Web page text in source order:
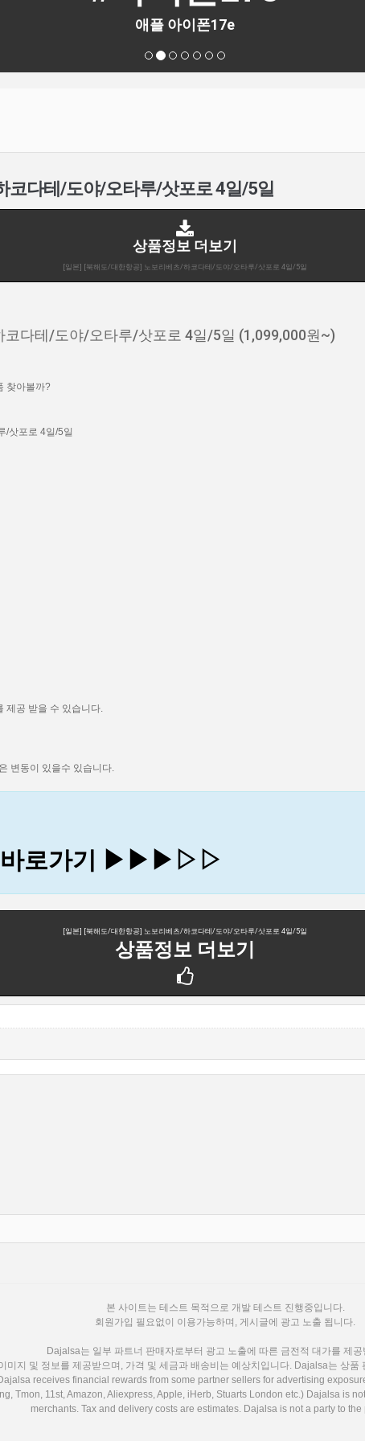
애플 아이폰17e
코다테/도야/오타루/삿포로 4일/5일
상품정보 더보기
[일본] [북해도/대한항공] 노보리베츠/하코다테/도야/오타루/삿포로 4일/5일
다테/도야/오타루/삿포로 4일/5일 (1,099,000원~)
찾아볼까?
/삿포로 4일/5일
제공 받을 수 있습니다.
변동이 있을수 있습니다.
바로가기 ▶▶▶︎︎▷▷
[일본] [북해도/대한항공] 노보리베츠/하코다테/도야/오타루/삿포로 4일/5일
상품정보 더보기
본 사이트는 테스트 목적으로 개발 테스트 진행중입니다.
회원가입 필요없이 이용가능하며, 게시글에 광고 노출 됩니다.
Dajalsa는 일부 파트너 판매자로부터 광고 노출에 따른 금전적 대가를 제
미지 및 정보를 제공받으며, 가격 및 세금과 배송비는 예상치입니다. Dajalsa는 상품
receives financial rewards from some partner sellers for advertising
Tmon, 11st, Amazon, Aliexpress, Apple, iHerb, Stuarts London etc.) Dajalsa is
merchants. Tax and delivery costs are estimates. Dajalsa is not a party to the